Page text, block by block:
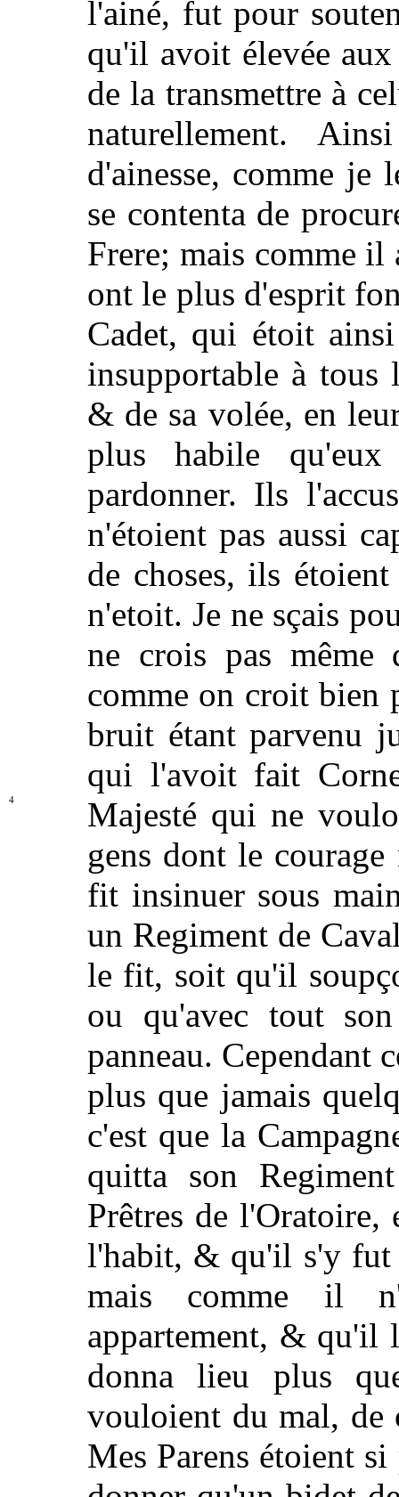
l'ainé, fut pour
qu'il avoit élevée aux
de la transmettre à
naturellement.
d'ainesse, comme
se contenta de
Frere; mais comme
ont le plus d'esprit
Cadet, qui étoit
insupportable à tous
& de sa volée, en
plus habile
pardonner. Ils
n'étoient pas aussi
de choses, ils
n'etoit. Je ne sçais
ne crois pas même
comme on croit bien
bruit étant parvenu
qui l'avoit fait
Majesté qui ne
4
gens dont le
fit insinuer sous
un Regiment de
le fit, soit qu'il
ou qu'avec tout
panneau. Cependant
plus que jamais
c'est que la
quitta son
Prêtres de l'Oratoire,
l'habit, & qu'il s'y fut
mais comme il
appartement, & qu'il
donna lieu plus
vouloient du mal, de
Mes Parens étoient